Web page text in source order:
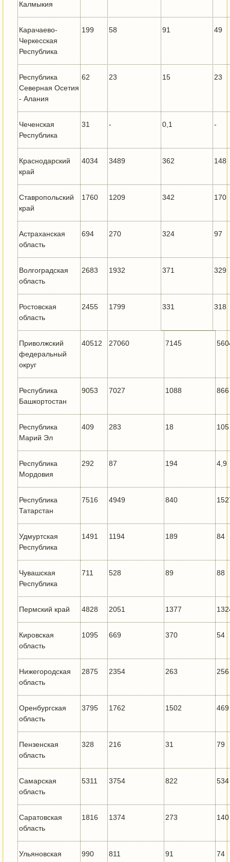
Калмыкия
Карачаево-
Черкесская
Республика
199 58 91 49
Республика
Северная Осетия
- Алания
62 23 15 23
Чеченская
Республика
31 - 0,1 -
Краснодарский
край
4034 3489 362 148
Ставропольский
край
1760 1209 342 170
Астраханская
область
694 270 324 97
Волгоградская
область
2683 1932 371 329
Ростовская
область
2455 1799 331 318
Приволжский
федеральный
округ
40512 27060 7145
Республика
Башкортостан
9053 7027 1088 866
Республика
Марий Эл
409 283 18 105
Республика
Мордовия
292 87 194 4,9
Республика
Татарстан
7516 4949 840
Удмуртская
Республика
1491 1194 189 84
Чувашская
Республика
711 528 89 88
Пермский край 4828 2051 1377
Кировская
область
1095 669 370 54
Нижегородская
область
2875 2354 263 256
Оренбургская
область
3795 1762 1502 469
Пензенская
область
328 216 31 79
Самарская
область
5311 3754 822 534
Саратовская
область
1816 1374 273 140
Ульяновская
990 811 91 74